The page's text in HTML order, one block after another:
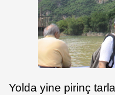
Yolda yine pirinç